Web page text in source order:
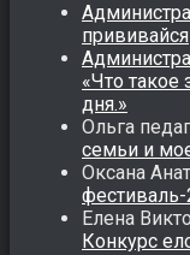
прививайся
«Что
дня.»
Ольга
семьи и
Оксана
Елена
Конкурс